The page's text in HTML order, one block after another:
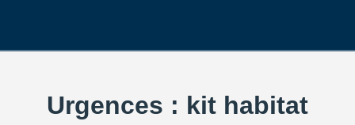
Urgences : kit habitat